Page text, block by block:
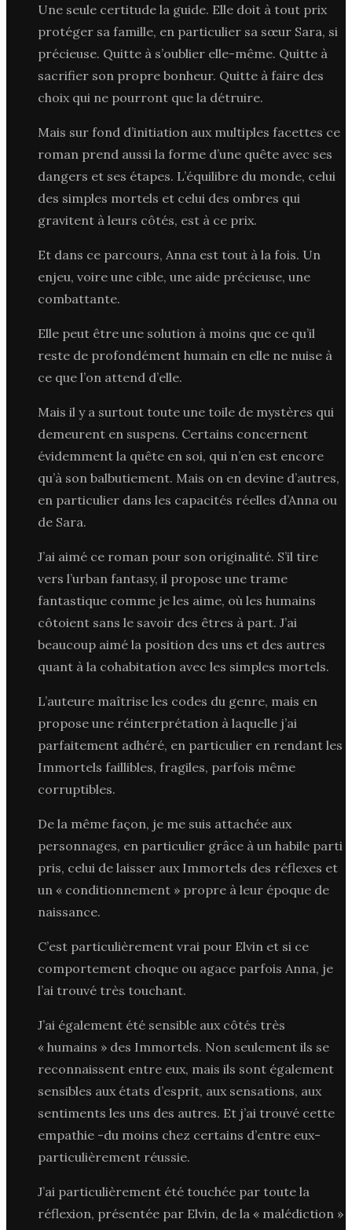
Une seule certitude la guide. Elle doit à tout prix
protéger sa famille, en particulier sa sœur Sara, si
précieuse. Quitte à s’oublier elle-même. Quitte à
sacrifier son propre bonheur. Quitte à faire des
choix qui ne pourront que la détruire.
Mais sur fond d’initiation aux multiples facettes ce
roman prend aussi la forme d’une quête avec ses
dangers et ses étapes. L’équilibre du monde, celui
des simples mortels et celui des ombres qui
gravitent à leurs côtés, est à ce prix.
Et dans ce parcours, Anna est tout à la fois. Un
enjeu, voire une cible, une aide précieuse, une
combattante.
Elle peut être une solution à moins que ce qu’il
reste de profondément humain en elle ne nuise à
ce que l’on attend d’elle.
Mais il y a surtout toute une toile de mystères qui
demeurent en suspens. Certains concernent
évidemment la quête en soi, qui n’en est encore
qu’à son balbutiement. Mais on en devine d’autres,
en particulier dans les capacités réelles d’Anna ou
de Sara.
J’ai aimé ce roman pour son originalité. S’il tire
vers l’urban fantasy, il propose une trame
fantastique comme je les aime, où les humains
côtoient sans le savoir des êtres à part. J’ai
beaucoup aimé la position des uns et des autres
quant à la cohabitation avec les simples mortels.
L’auteure maîtrise les codes du genre, mais en
propose une réinterprétation à laquelle j’ai
parfaitement adhéré, en particulier en rendant les
Immortels faillibles, fragiles, parfois même
corruptibles.
De la même façon, je me suis attachée aux
personnages, en particulier grâce à un habile parti
pris, celui de laisser aux Immortels des réflexes et
un « conditionnement » propre à leur époque de
naissance.
C’est particulièrement vrai pour Elvin et si ce
comportement choque ou agace parfois Anna, je
l’ai trouvé très touchant.
J’ai également été sensible aux côtés très
« humains » des Immortels. Non seulement ils se
reconnaissent entre eux, mais ils sont également
sensibles aux états d’esprit, aux sensations, aux
sentiments les uns des autres. Et j’ai trouvé cette
empathie -du moins chez certains d’entre eux-
particulièrement réussie.
J’ai particulièrement été touchée par toute la
réflexion, présentée par Elvin, de la « malédiction »